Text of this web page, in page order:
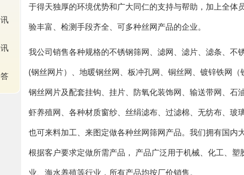
于得天独厚的环境优势和广大同仁的支持与帮助，加上全
验丰富、检测手段齐全、可多种丝网产品的企业。
我公司销售各种规格的不锈钢筛网、滤网、滤片、滤条、
(钢丝网片）、地暖钢丝网、板冲孔网、铜丝网、镀锌铁网
钢丝网片及配套挂钩、挂片、防氧化装饰网、输送带网、
虾养殖网、各种材质窗纱、丝绢滤布、过滤棉、无纺布、玻
也可来料加工、来图定做各种丝网筛网产品。我们拥有国
根据客户要求定做所需产品， 产品广泛用于机械、化工、
业、海水养殖等行业，所有产品均按厂价销售。